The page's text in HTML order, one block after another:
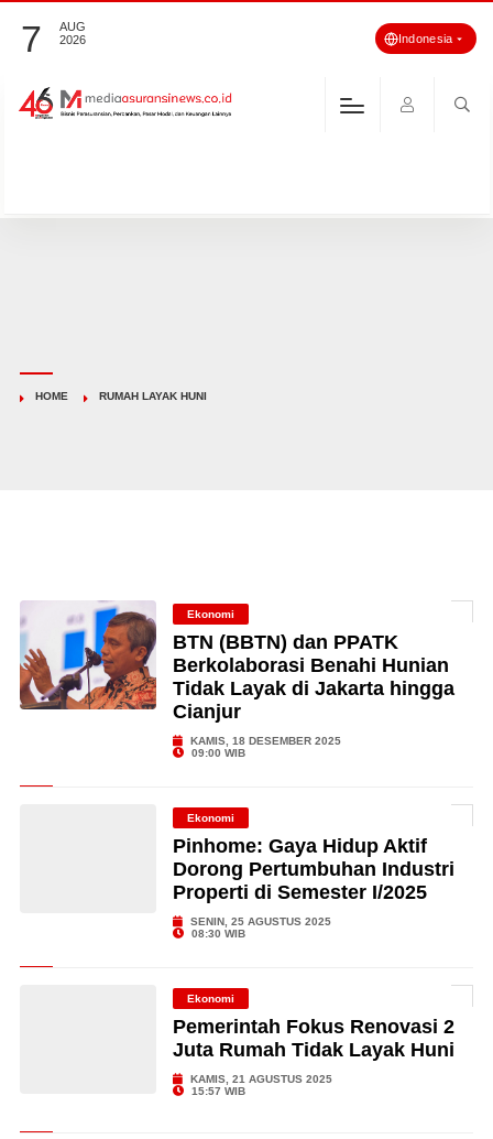
7
AUG
2026
Indonesia
HOME RUMAH LAYAK HUNI
Ekonomi
BTN (BBTN) dan PPATK
Berkolaborasi Benahi Hunian
Tidak Layak di Jakarta hingga
Cianjur
KAMIS, 18 DESEMBER 2025
09:00 WIB
Ekonomi
Pinhome: Gaya Hidup Aktif
Dorong Pertumbuhan Industri
Properti di Semester I/2025
SENIN, 25 AGUSTUS 2025
08:30 WIB
Ekonomi
Pemerintah Fokus Renovasi 2
Juta Rumah Tidak Layak Huni
KAMIS, 21 AGUSTUS 2025
15:57 WIB